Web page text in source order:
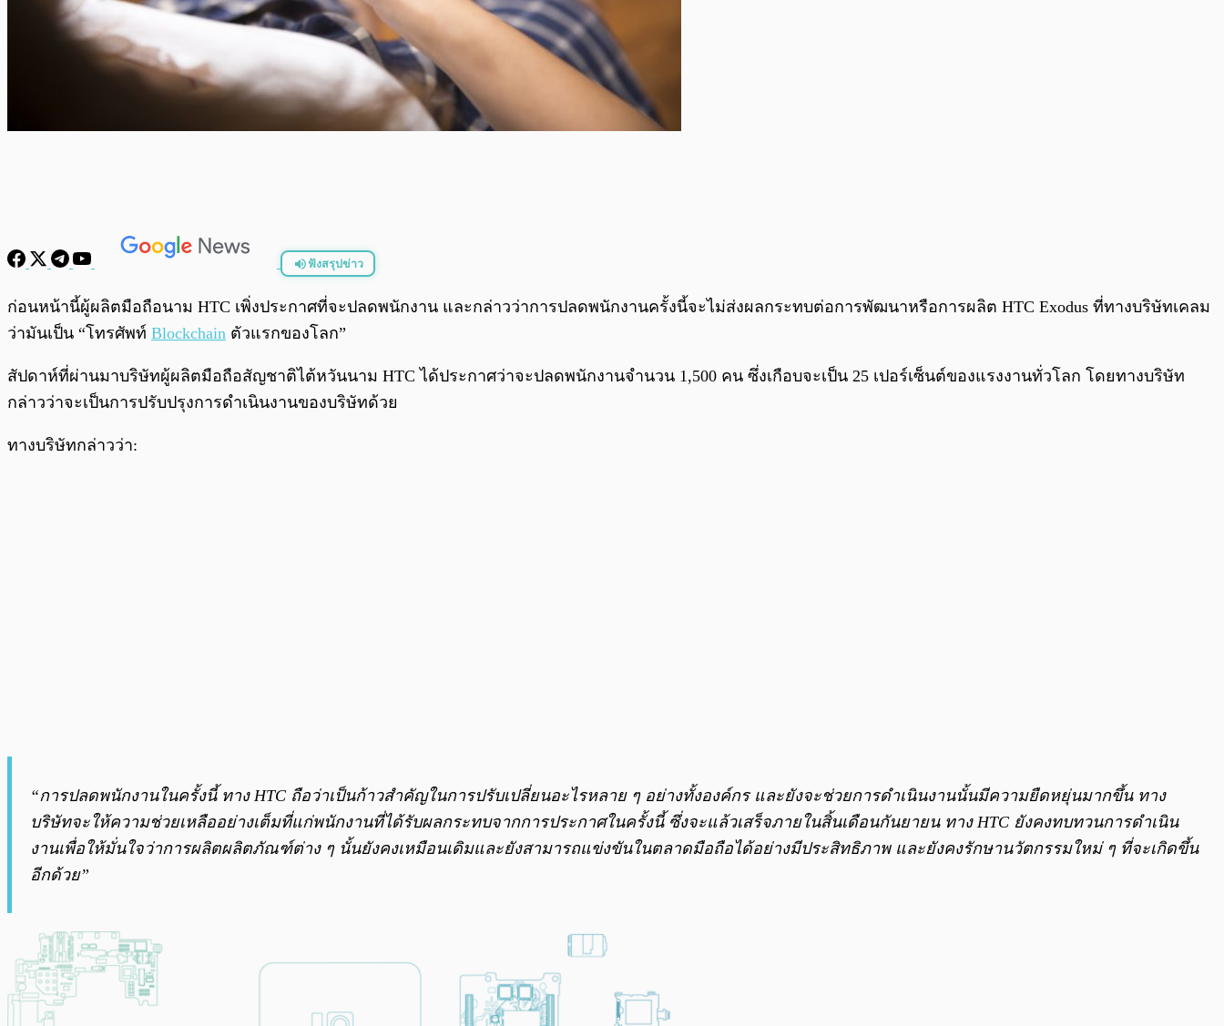
ฟังสรุปข่าว
พร้อมเล่น 0:00 0:00
ก่อนหน้านี้ผู้ผลิตมือถือนาม HTC เพิ่งประกาศที่จะปลดพนักงาน และกล่าวว่าการปลดพนักงานครั้งนี้จะไม่ส่งผลกระทบต่อการพัฒนาหรือการผลิต HTC Exodus ที่ทางบริษัทเคลม
ว่ามันเป็น “โทรศัพท์ Blockchain ตัวแรกของโลก”
สัปดาห์ที่ผ่านมาบริษัทผู้ผลิตมือถือสัญชาติไต้หวันนาม HTC ได้ประกาศว่าจะปลดพนักงานจำนวน 1,500 คน ซึ่งเกือบจะเป็น 25 เปอร์เซ็นต์ของแรงงานทั่วโลก โดยทางบริษัท
กล่าวว่าจะเป็นการปรับปรุงการดำเนินงานของบริษัทด้วย
ทางบริษัทกล่าวว่า:
“การปลดพนักงานในครั้งนี้ ทาง HTC ถือว่าเป็นก้าวสำคัญในการปรับเปลี่ยนอะไรหลาย ๆ อย่างทั้งองค์กร และยังจะช่วยการดำเนินงานนั้นมีความยืดหยุ่นมากขึ้น ทาง
บริษัทจะให้ความช่วยเหลืออย่างเต็มที่แก่พนักงานที่ได้รับผลกระทบจากการประกาศในครั้งนี้ ซึ่งจะแล้วเสร็จภายในสิ้นเดือนกันยายน ทาง HTC ยังคงทบทวนการดำเนิน
งานเพื่อให้มั่นใจว่าการผลิตผลิตภัณฑ์ต่าง ๆ นั้นยังคงเหมือนเดิมและยังสามารถแข่งขันในตลาดมือถือได้อย่างมีประสิทธิภาพ และยังคงรักษานวัตกรรมใหม่ ๆ ที่จะเกิดขึ้น
อีกด้วย”